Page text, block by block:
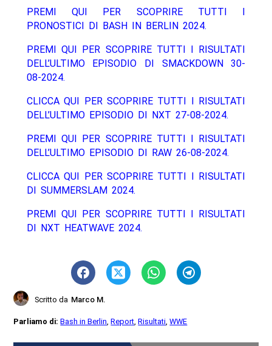
PREMI QUI PER SCOPRIRE TUTTI I
PRONOSTICI DI BASH IN BERLIN 2024.
PREMI QUI PER SCOPRIRE TUTTI I RISULTATI
DELL’ULTIMO EPISODIO DI SMACKDOWN 30-
08-2024.
CLICCA QUI PER SCOPRIRE TUTTI I RISULTATI
DELL’ULTIMO EPISODIO DI NXT 27-08-2024.
PREMI QUI PER SCOPRIRE TUTTI I RISULTATI
DELL’ULTIMO EPISODIO DI RAW 26-08-2024.
CLICCA QUI PER SCOPRIRE TUTTI I RISULTATI
DI SUMMERSLAM 2024.
PREMI QUI PER SCOPRIRE TUTTI I RISULTATI
DI NXT HEATWAVE 2024.
Scritto da Marco M.
Parliamo di:Bash in Berlin,Report,Risultati,WWE